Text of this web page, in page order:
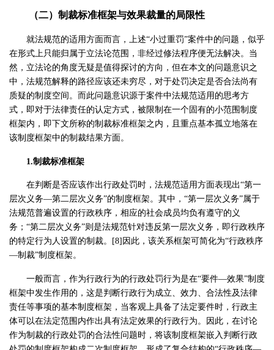
（二）制裁标准框架与效果裁量的局限性
就法规范的适用方面而言，上述“小过重罚”案件中的问题，似乎
在形式上只能归属于立法论范围，非经过修法程序便无法解决。当
然，立法论的角度无疑是值得探讨的方向，但在本文的问题意识之
中，法规范解释的路径应该还未穷尽，对于处罚决定是否合法尚有
质疑的制度空间。而此问题意识源于案件中法规范适用的思考方
式，即对于法律责任的认定方式，被限制在一个固有的小范围制度
框架内，即下文所称的制裁标准框架之内，且重点基本孤立地落在
该制度框架中的制裁结果方面。
1.制裁标准框架
在判断是否应该作出行政处罚时，法规范适用方面表现出“第一
层次义务—第二层次义务”的制度框架。其中，“第一层次义务”属于
法规范普遍设置的行政秩序，相应的社会成员均负有遵守的义
务；“第二层次义务”则是法规范针对违反第一层次义务，即行政秩序
的特定行为人设置的制裁。[8]因此，该关系框架可简化为“行政秩序
—制裁”制度框架。
一般而言，作为行政行为的行政处罚行为是在“要件—效果”制度
框架中发生作用的，这是判断行政行为成立、效力、合法性及法律
责任等事项的基本制度框架，当客观上具备了法定要件时，行政主
体可以在法定范围内作出具有法定效果的行政行为。因此，在讨论
作为制裁的行政处罚的合法性问题时，将该制度框架嵌入判断行政